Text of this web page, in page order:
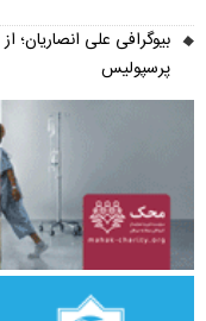
بیوگرافی علی انصاریان؛
پرسپولیس